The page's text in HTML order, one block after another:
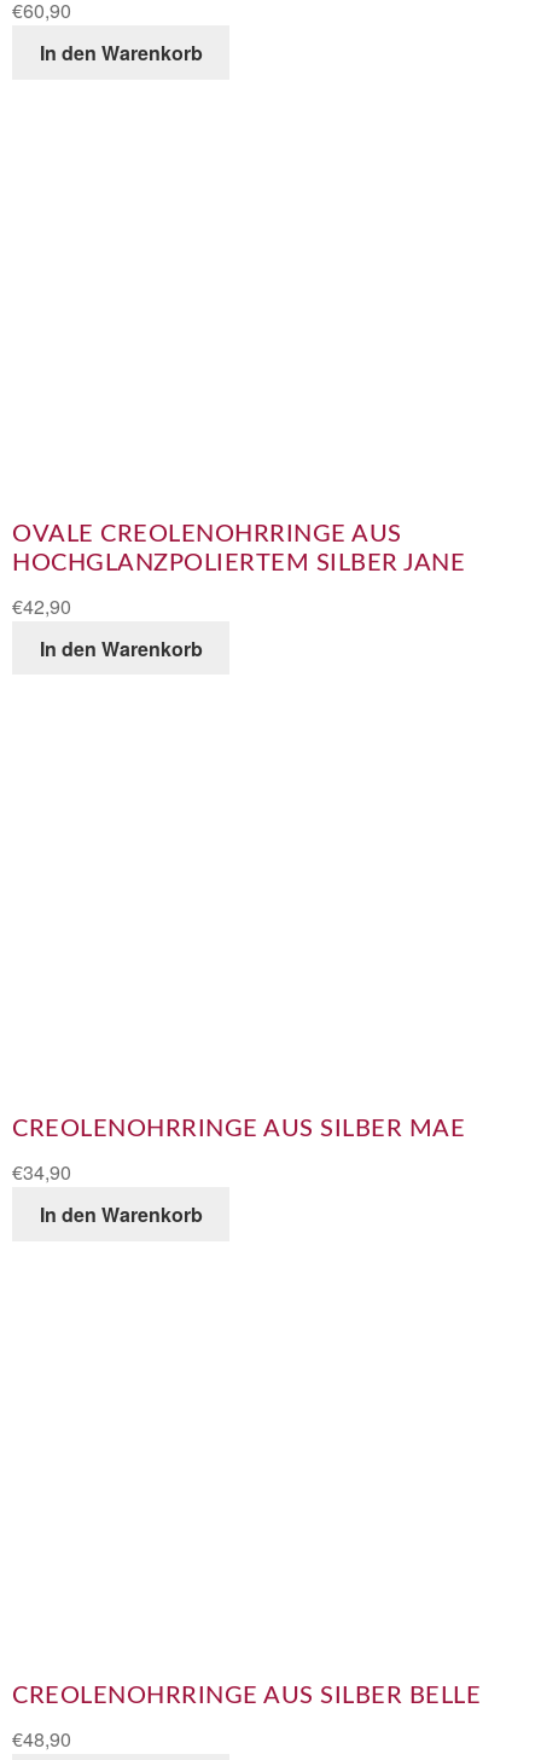
€60,90
In den Warenkorb
OVALE CREOLENOHRRINGE AUS
HOCHGLANZPOLIERTEM SILBER JANE
€42,90
In den Warenkorb
CREOLENOHRRINGE AUS SILBER MAE
€34,90
In den Warenkorb
CREOLENOHRRINGE AUS SILBER BELLE
€48,90